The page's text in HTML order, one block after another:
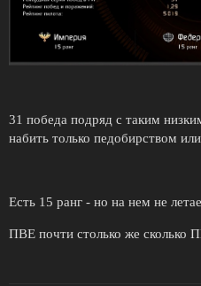
31 победа подряд с таким
набить только педобирством
Есть 15 ранг - но на нем не
ПВЕ почти столько же